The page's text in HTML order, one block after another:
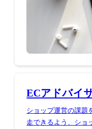
ECアドバイ
ショップ運営の課題
走できるよう、ショ